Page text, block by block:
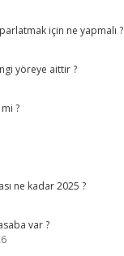
için ne yapmalı ?
yöreye aittir ?
?
ne kadar 2025 ?
var ?